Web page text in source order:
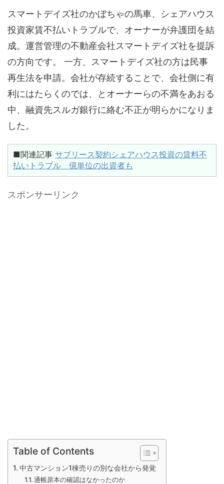
スマートデイズ社のかぼちゃの馬車、シェアハウス
投資家賃不払いトラブルで、オーナーが弁護団を結
成。運営管理の不動産会社スマートデイズ社を提訴
の方向です。 一方、スマートデイズ社の方は民事
再生法を申請。会社が存続することで、会社側に有
利にはたらくのでは、とオーナーらの不満をあおる
中、融資先スルガ銀行に絡む不正が明らかになりま
した。
■関連記事 サブリース契約シェアハウス投資の賃料不
払いトラブル 億単位の出資者も
スポンサーリンク
Table of Contents
中古マンション1棟売りの別な会社から発覚
通帳原本の確認はなかったのか